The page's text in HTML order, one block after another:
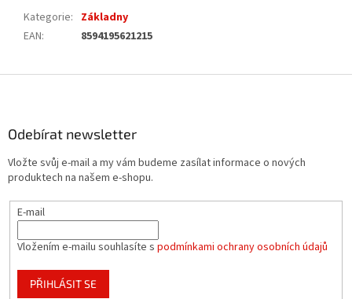
Kategorie: Základny
EAN: 8594195621215
Odebírat newsletter
Vložte svůj e-mail a my vám budeme zasílat informace o nových
produktech na našem e-shopu.
E-mail
Vložením e-mailu souhlasíte s podmínkami ochrany osobních údajů
PŘIHLÁSIT SE